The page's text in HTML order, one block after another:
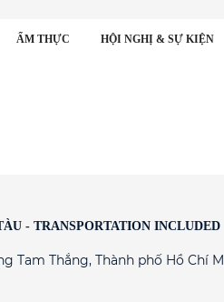
ẨM THỰC HỘI NGHỊ & SỰ KIỆN
- TRANSPORTATION INCLUDED
Tam Thắng, Thành phố Hồ Chí